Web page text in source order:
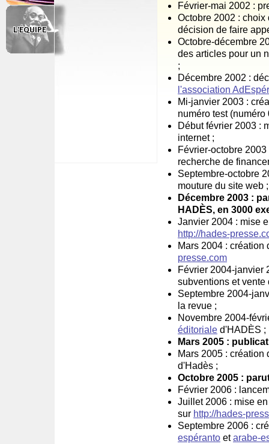
Février-mai 2002 :
Octobre 2002 :
décision de faire
Octobre-décembre
des articles pour un
;
Décembre 2002 :
l'association
Mi-janvier 2003 :
numéro test (numéro
Début février 2003 :
internet ;
Février-octobre
recherche de
Septembre-octobre
mouture du site web ;
Décembre 2003 :
HADÈS, en 3000
Janvier 2004 : mise
http://hades-
Mars 2004 :
presse.com
Février 2004-janvier
subventions et
Septembre 2004-
la revue ;
Novembre 2004-
éditoriale d'HADÈS ;
Mars 2005 :
Mars 2005 :
d'Hadès ;
Octobre 2005 :
Février 2006 :
Juillet 2006 : mise
sur http://hades-
Septembre 2006 :
espéranto etarabe-